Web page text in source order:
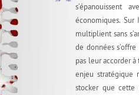
s’épanouissent
économiques.
multiplient sans
de données
pas leur accorder à
enjeu stratégique
stocker que